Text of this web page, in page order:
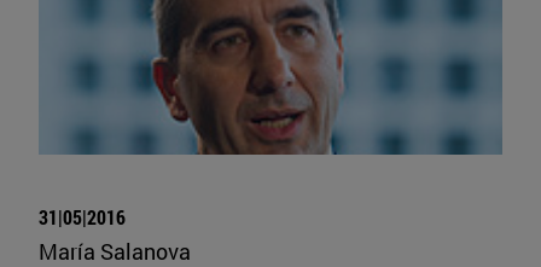
31|05|2016
María Salanova